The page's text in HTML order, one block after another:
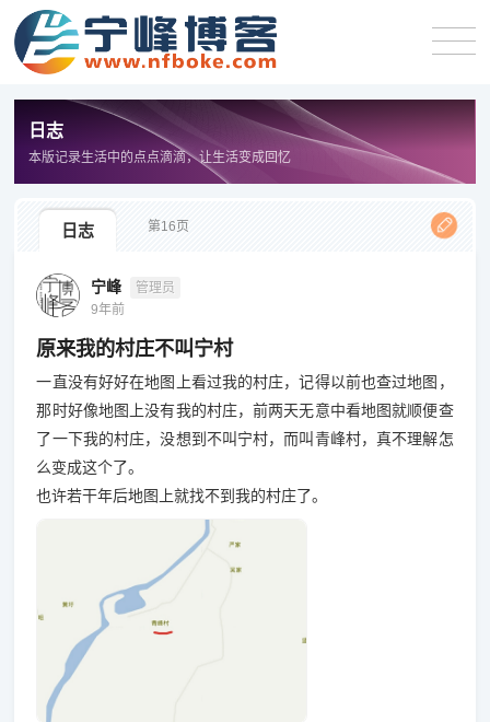
日志
本版记录生活中的点点滴滴，让生活变成回忆
日志 第16页
宁峰
管理员
9年前
原来我的村庄不叫宁村
一直没有好好在地图上看过我的村庄，记得以前也查过地图，
那时好像地图上没有我的村庄，前两天无意中看地图就顺便查
了一下我的村庄，没想到不叫宁村，而叫青峰村，真不理解怎
么变成这个了。
也许若干年后地图上就找不到我的村庄了。